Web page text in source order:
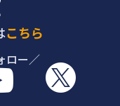
こちら
ロー／
